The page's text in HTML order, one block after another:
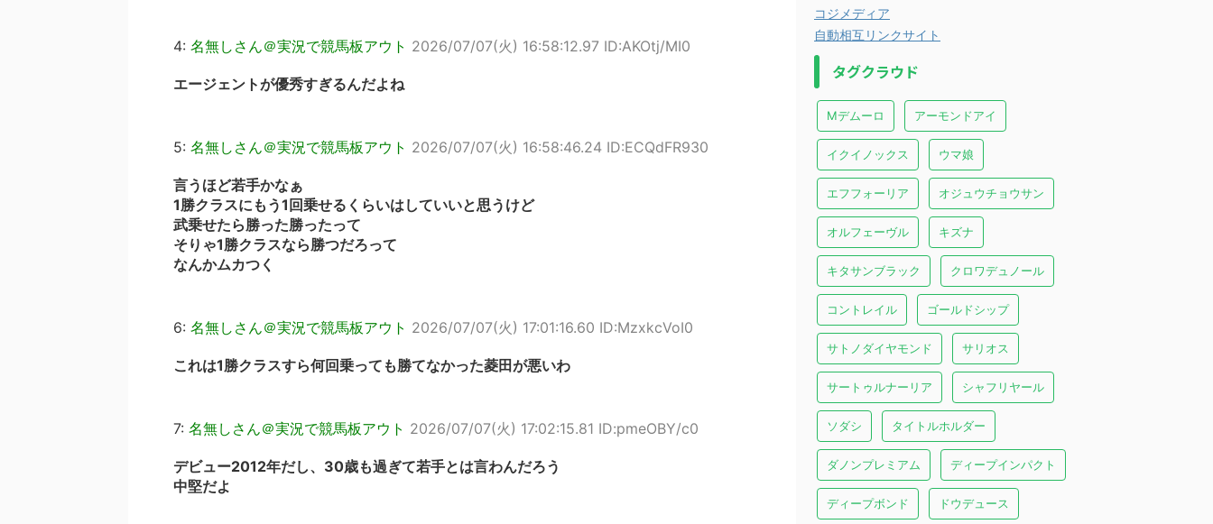
4: 名無しさん＠実況で競馬板アウト 2026/07/07(火) 16:58:12.97 ID:AKOtj/MI0
エージェントが優秀すぎるんだよね
5: 名無しさん＠実況で競馬板アウト 2026/07/07(火) 16:58:46.24 ID:ECQdFR930
言うほど若手かなぁ
1勝クラスにもう1回乗せるくらいはしていいと思うけど
武乗せたら勝った勝ったって
そりゃ1勝クラスなら勝つだろって
なんかムカつく
6: 名無しさん＠実況で競馬板アウト 2026/07/07(火) 17:01:16.60 ID:MzxkcVoI0
これは1勝クラスすら何回乗っても勝てなかった菱田が悪いわ
7: 名無しさん＠実況で競馬板アウト 2026/07/07(火) 17:02:15.81 ID:pmeOBY/c0
デビュー2012年だし、30歳も過ぎて若手とは言わんだろう
中堅だよ
コジメディア
自動相互リンクサイト
タグクラウド
Mデムーロ アーモンドアイ
イクイノックス ウマ娘
エフフォーリア オジュウチョウサン
オルフェーヴル キズナ
キタサンブラック クロワデュノール
コントレイル ゴールドシップ
サトノダイヤモンド サリオス
サートゥルナーリア シャフリヤール
ソダシ タイトルホルダー
ダノンプレミアム ディープインパクト
ディープボンド ドウデュース